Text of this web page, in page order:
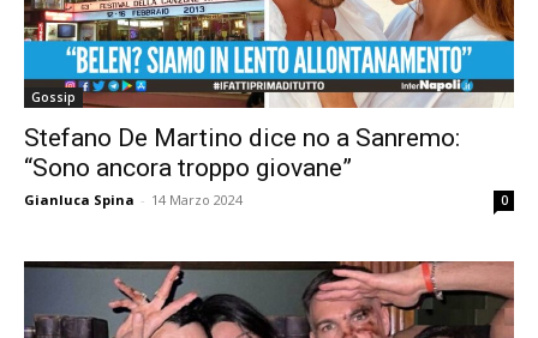
Gossip
Stefano De Martino dice no a Sanremo:
“Sono ancora troppo giovane”
Gianluca Spina - 14 Marzo 2024 0